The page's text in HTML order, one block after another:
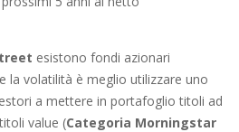
esistono fondi azionari
la volatilità è meglio utilizzare uno
a mettere in portafoglio titoli ad
value (Categoria Morningstar